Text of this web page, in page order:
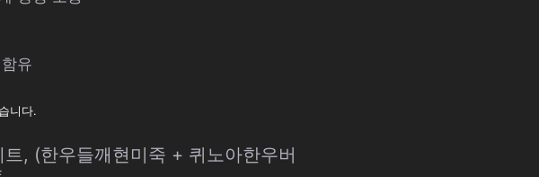
유
니다.
, (한우들깨현미죽 + 퀴노아한우버